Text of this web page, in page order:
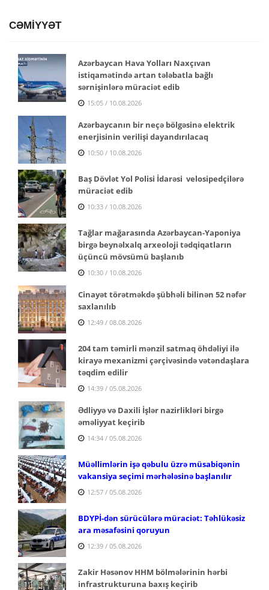
CƏMİYYƏT
Azərbaycan Hava Yolları Naxçıvan
istiqamətində artan tələbatla bağlı
sərnişinlərə müraciət edib
15:05 / 10.08.2026
Azərbaycanın bir neçə bölgəsinə elektrik
enerjisinin verilişi dayandırılacaq
10:50 / 10.08.2026
Baş Dövlət Yol Polisi İdarəsi velosipedçilərə
müraciət edib
10:33 / 10.08.2026
Tağlar mağarasında Azərbaycan-Yaponiya
birgə beynəlxalq arxeoloji tədqiqatların
üçüncü mövsümü başlanıb
10:30 / 10.08.2026
Cinayət törətməkdə şübhəli bilinən 52 nəfər
saxlanılıb
12:49 / 08.08.2026
204 tam təmirli mənzil satmaq öhdəliyi ilə
kirayə mexanizmi çərçivəsində vətəndaşlara
təqdim edilir
14:39 / 05.08.2026
Ədliyyə və Daxili İşlər nazirlikləri birgə
əməliyyat keçirib
14:34 / 05.08.2026
Müəllimlərin işə qəbulu üzrə müsabiqənin
vakansiya seçimi mərhələsinə başlanılır
12:57 / 05.08.2026
BDYPİ-dən sürücülərə müraciət: Təhlükəsiz
ara məsafəsini qoruyun
12:39 / 05.08.2026
Zakir Həsənov HHM bölmələrinin hərbi
infrastrukturuna baxış keçirib